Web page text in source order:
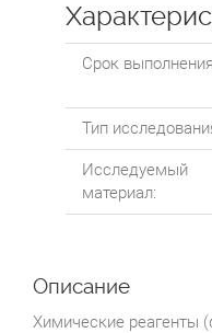
Срок
Тип
Исследуемый
материал:
Описание
Химические реагенты